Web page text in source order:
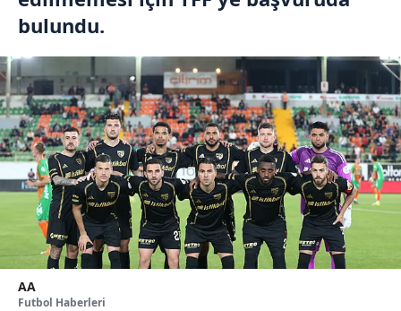
bulundu.
AA
Futbol Haberleri